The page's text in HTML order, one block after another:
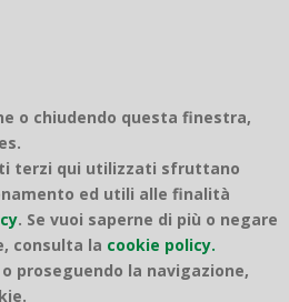
o chiudendo questa finestra,
terzi qui utilizzati sfruttano
ed utili alle finalità
. Se vuoi saperne di più o negare
consulta la cookie policy.
proseguendo la navigazione,